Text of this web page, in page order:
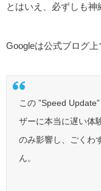
とはいえ、必ずしも神
Googleは公式ブログ上
この ”Speed
ザーに本当に遅い体
のみ影響し、ごくわ
ん。